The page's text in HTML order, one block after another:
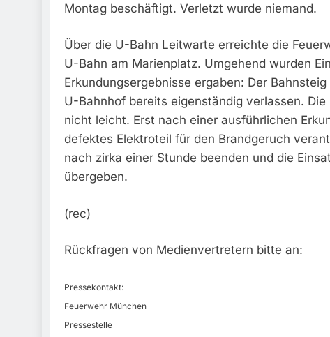
Montag beschäftigt. Verletzt wurde niemand.
Über die U-Bahn Leitwarte erreichte die
U-Bahn am Marienplatz. Umgehend wurden
Erkundungsergebnisse ergaben: Der
U-Bahnhof bereits eigenständig verlassen.
nicht leicht. Erst nach einer ausführlichen
defektes Elektroteil für den Brandgeruch
nach zirka einer Stunde beenden und die
übergeben.
(rec)
Rückfragen von Medienvertretern bitte an:
Pressekontakt:
Feuerwehr München
Pressestelle